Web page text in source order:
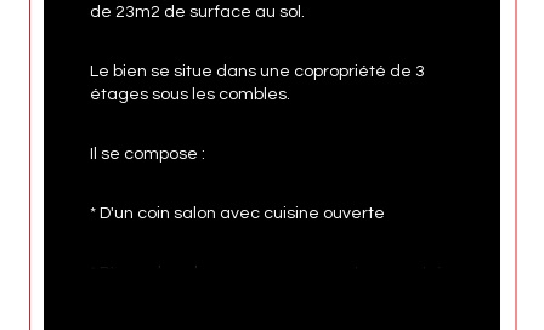
de 23m2 de surface au sol.
Le bien se situe dans une copropriété de 3
étages sous les combles.
Il se compose :
* D'un coin salon avec cuisine ouverte
* D'une chambre avec rangements encastrés